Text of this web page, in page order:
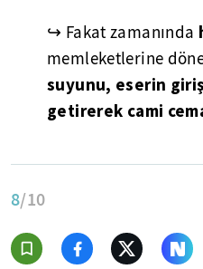
↪ Fakat zamanında
memleketlerine
suyunu, eserin
getirerek cami
8/10